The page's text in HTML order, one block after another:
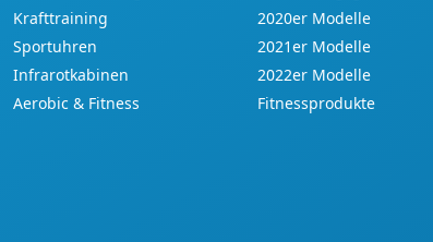
Krafttraining
Sportuhren
Infrarotkabinen
Aerobic & Fitness
2020er Modelle
2021er Modelle
2022er Modelle
Fitnessprodukte